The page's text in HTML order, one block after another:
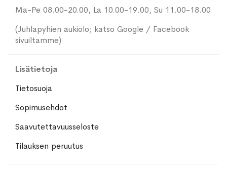
Ma-Pe 08.00-20.00, La 10.00-19.00, Su 11.00-18.00
(Juhlapyhien aukiolo; katso Google / Facebook
sivuiltamme)
Lisätietoja
Tietosuoja
Sopimusehdot
Saavutettavuusseloste
Tilauksen peruutus